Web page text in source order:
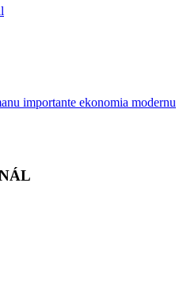
importante ekonomia modernu